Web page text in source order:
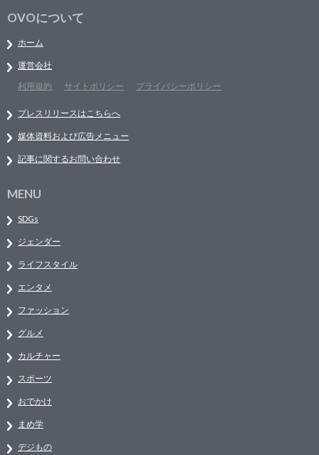
OVOについて
ホーム
運営会社
利用規約
サイトポリシー プライバシーポリシー
プレスリリースはこちらへ
媒体資料および広告メニュー
記事に関するお問い合わせ
MENU
SDGs
ジェンダー
ライフスタイル
エンタメ
ファッション
グルメ
カルチャー
スポーツ
おでかけ
まめ学
デジもの